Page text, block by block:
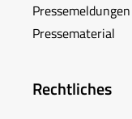
Pressemeldungen
Pressematerial
Rechtliches